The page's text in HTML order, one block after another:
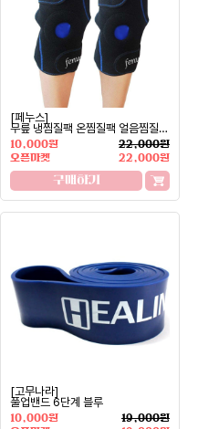
[페누스]
무릎 냉찜질팩 온찜질팩 얼음찜질
팩
10,000원
22,000원
오픈마켓
22,000원
구매하기
[고무나라]
풀업밴드 6단계 블루
10,000원
19,000원